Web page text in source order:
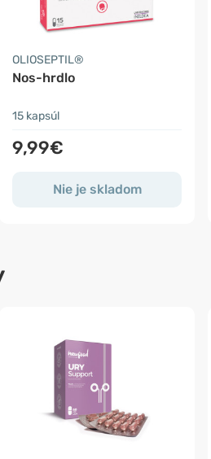
OLIOSEPTIL®
Nos-hrdlo
15 kapsúl
9,99€
Nie je skladom